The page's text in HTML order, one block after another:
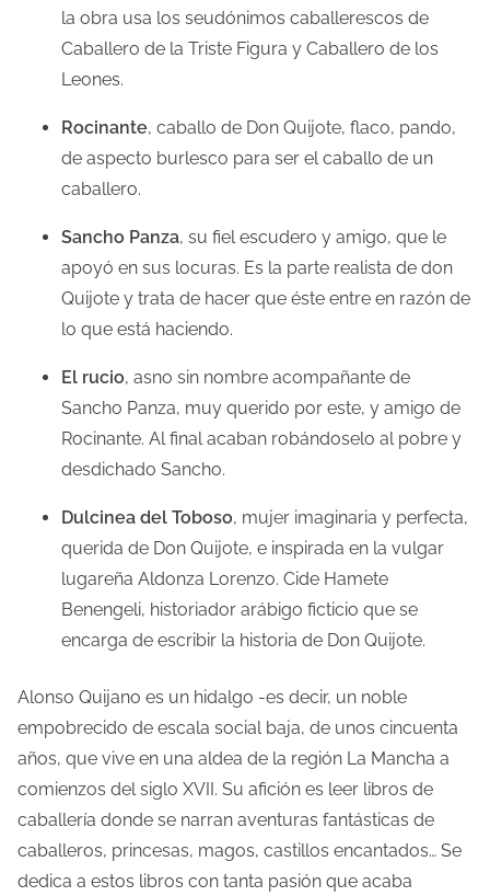
la obra usa los seudónimos caballerescos de
Caballero de la Triste Figura y Caballero de los
Leones.
Rocinante, caballo de Don Quijote, flaco, pando,
de aspecto burlesco para ser el caballo de un
caballero.
Sancho Panza, su fiel escudero y amigo, que le
apoyó en sus locuras. Es la parte realista de don
Quijote y trata de hacer que éste entre en razón de
lo que está haciendo.
El rucio, asno sin nombre acompañante de
Sancho Panza, muy querido por este, y amigo de
Rocinante. Al final acaban robándoselo al pobre y
desdichado Sancho.
Dulcinea del Toboso, mujer imaginaria y perfecta,
querida de Don Quijote, e inspirada en la vulgar
lugareña Aldonza Lorenzo. Cide Hamete
Benengeli, historiador arábigo ficticio que se
encarga de escribir la historia de Don Quijote.
Alonso Quijano es un hidalgo -es decir, un noble
empobrecido de escala social baja, de unos cincuenta
años, que vive en una aldea de la región La Mancha a
comienzos del siglo XVII. Su afición es leer libros de
caballería donde se narran aventuras fantásticas de
caballeros, princesas, magos, castillos encantados… Se
dedica a estos libros con tanta pasión que acaba